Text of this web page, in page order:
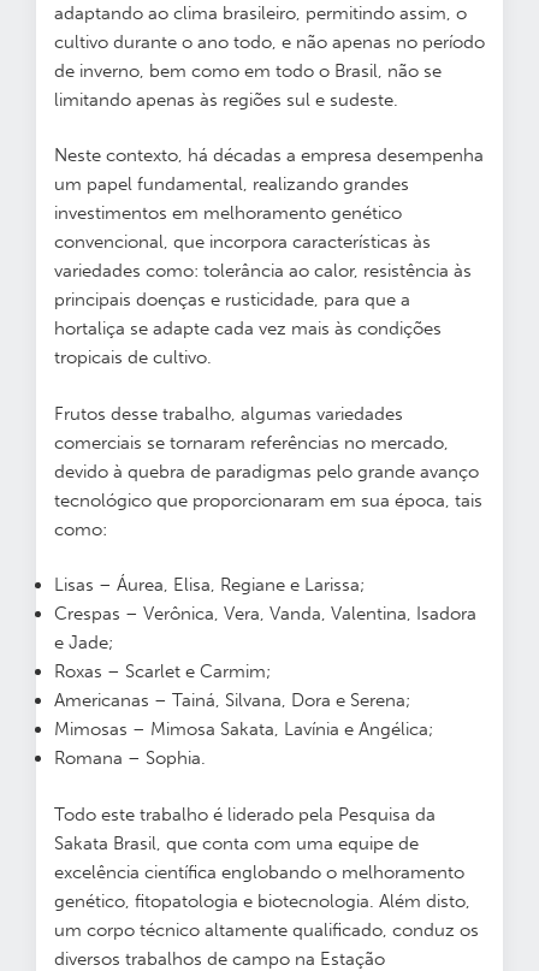
adaptando ao clima brasileiro, permitindo assim, o
cultivo durante o ano todo, e não apenas no período
de inverno, bem como em todo o Brasil, não se
limitando apenas às regiões sul e sudeste.
Neste contexto, há décadas a empresa desempenha
um papel fundamental, realizando grandes
investimentos em melhoramento genético
convencional, que incorpora características às
variedades como: tolerância ao calor, resistência às
principais doenças e rusticidade, para que a
hortaliça se adapte cada vez mais às condições
tropicais de cultivo.
Frutos desse trabalho, algumas variedades
comerciais se tornaram referências no mercado,
devido à quebra de paradigmas pelo grande avanço
tecnológico que proporcionaram em sua época, tais
como:
Lisas – Áurea, Elisa, Regiane e Larissa;
Crespas – Verônica, Vera, Vanda, Valentina, Isadora
e Jade;
Roxas – Scarlet e Carmim;
Americanas – Tainá, Silvana, Dora e Serena;
Mimosas – Mimosa Sakata, Lavínia e Angélica;
Romana – Sophia.
Todo este trabalho é liderado pela Pesquisa da
Sakata Brasil, que conta com uma equipe de
excelência científica englobando o melhoramento
genético, fitopatologia e biotecnologia. Além disto,
um corpo técnico altamente qualificado, conduz os
diversos trabalhos de campo na Estação